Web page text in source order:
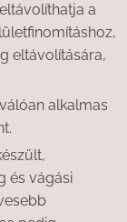
a
eltávolítására,
alkalmas
és vágási